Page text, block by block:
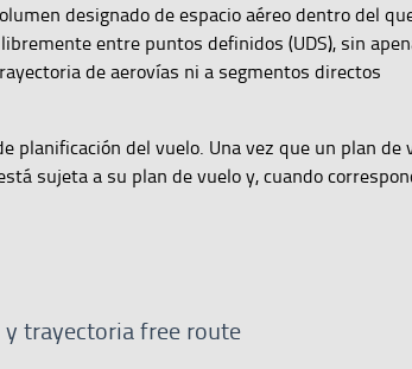
designado de espacio aéreo dentro del
entre puntos definidos (UDS), sin
de aerovías ni a segmentos directos
planificación del vuelo. Una vez que un plan de
sujeta a su plan de vuelo y, cuando
trayectoria free route